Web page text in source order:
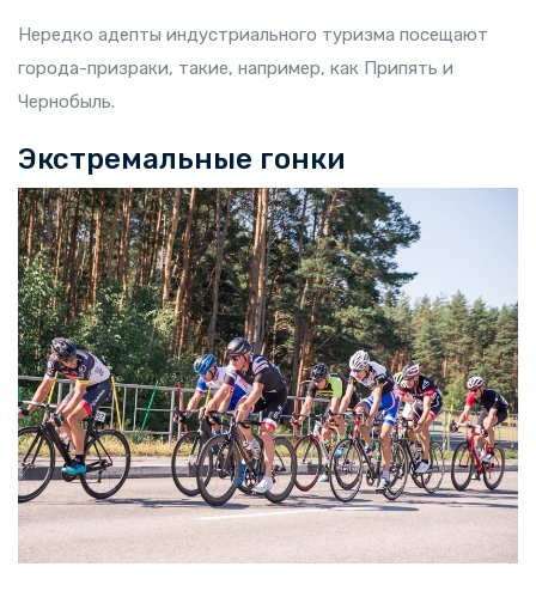
Нередко адепты индустриального туризма посещают
города-призраки, такие, например, как Припять и
Чернобыль.
Экстремальные гонки